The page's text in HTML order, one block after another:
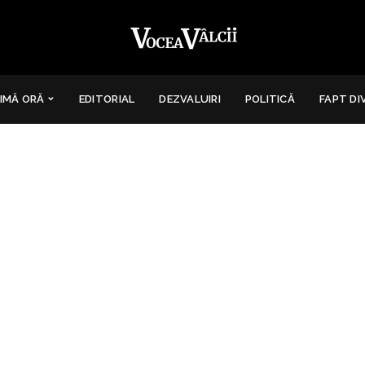
ORĂ EDITORIAL DEZVALUIRI POLITICĂ FAPT